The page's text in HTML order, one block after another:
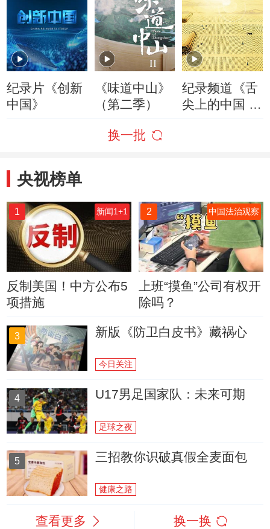
纪录片《创新
中国》
《味道中山》
（第二季）
纪录频道《舌
尖上的中国 第
换一批
央视榜单
1 新闻1+1
反制美国！中方公布5
项措施
2 中国法治观察
上班“摸鱼”公司有权开
除吗？
3 新版《防卫白皮书》藏祸心
今日关注
4 U17男足国家队：未来可期
足球之夜
5 三招教你识破真假全麦面包
健康之路
查看更多 换一换